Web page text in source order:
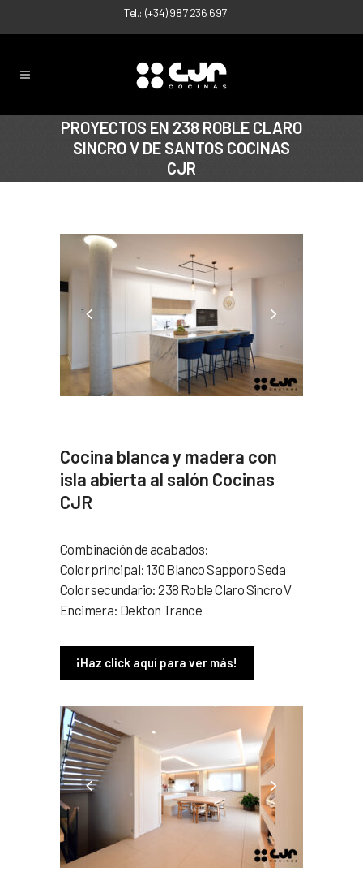
Tel.: (+34) 987 236 697
PROYECTOS EN 238 ROBLE CLARO
SINCRO V DE SANTOS COCINAS
CJR
Cocina blanca y madera con
isla abierta al salón Cocinas
CJR
Combinación de acabados:
Color principal: 130 Blanco Sapporo Seda
Color secundario: 238 Roble Claro Sincro V
Encimera: Dekton Trance
¡Haz click aquí para ver más!